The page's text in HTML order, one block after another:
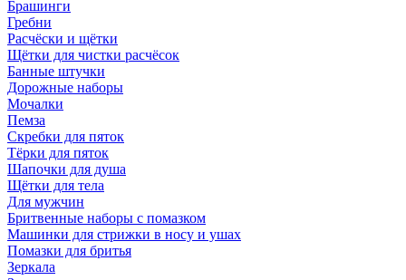
Брашинги
Гребни
Расчёски и щётки
Щётки для чистки расчёсок
Банные штучки
Дорожные наборы
Мочалки
Пемза
Скребки для пяток
Тёрки для пяток
Шапочки для душа
Щётки для тела
Для мужчин
Бритвенные наборы с помазком
Машинки для стрижки в носу и ушах
Помазки для бритья
Зеркала